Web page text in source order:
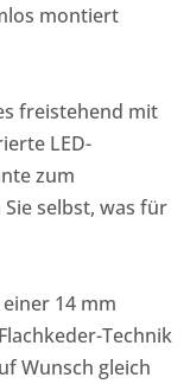
montiert
freistehend mit
LED-
zum
selbst, was für
14 mm
Technik
Wunsch gleich